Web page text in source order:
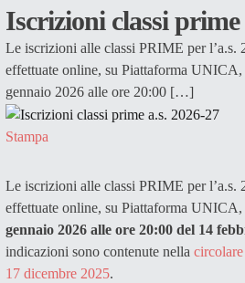
Iscrizioni classi prime
Le iscrizioni alle classi PRIME per l’a.s.
effettuate online, su Piattaforma
gennaio 2026 alle ore 20:00 […]
Stampa
Le iscrizioni alle classi PRIME per l’a.s.
effettuate online, su Piattaforma UNICA,
gennaio 2026 alle ore 20:00 del 14
indicazioni sono contenute nella
17 dicembre 2025.